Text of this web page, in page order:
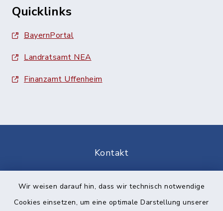
Wir weisen darauf hin, dass wir technisch notwendige
Cookies einsetzen, um eine optimale Darstellung unserer
Quicklinks
BayernPortal
Landratsamt NEA
Finanzamt Uffenheim
Kontakt
Datenschutz